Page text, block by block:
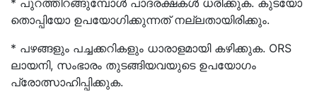
* പുറത്തിറങ്ങുമ്പോൾ പാദരക്ഷകൾ ധരിക്കുക. കുടയോ
തൊപ്പിയോ ഉപയോഗിക്കുന്നത് നല്ലതായിരിക്കും.
* പഴങ്ങളും പച്ചക്കറികളും ധാരാളമായി കഴിക്കുക. ORS
ലായനി, സംഭാരം തുടങ്ങിയവയുടെ ഉപയോഗം
പ്രോത്സാഹിപ്പിക്കുക.